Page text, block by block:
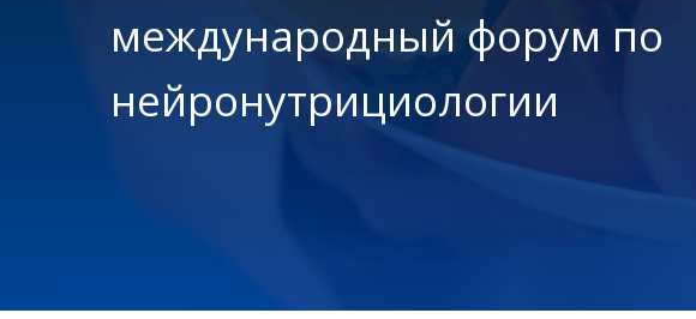
международный форум по
нейронутрициологии